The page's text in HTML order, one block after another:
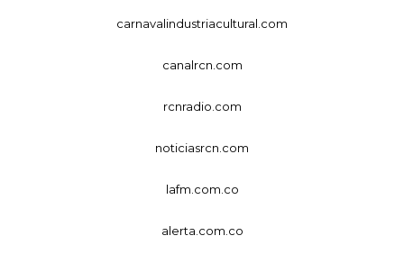
carnavalindustriacultural.com
canalrcn.com
rcnradio.com
noticiasrcn.com
lafm.com.co
alerta.com.co